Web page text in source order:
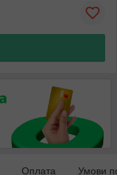
Оплата Умови